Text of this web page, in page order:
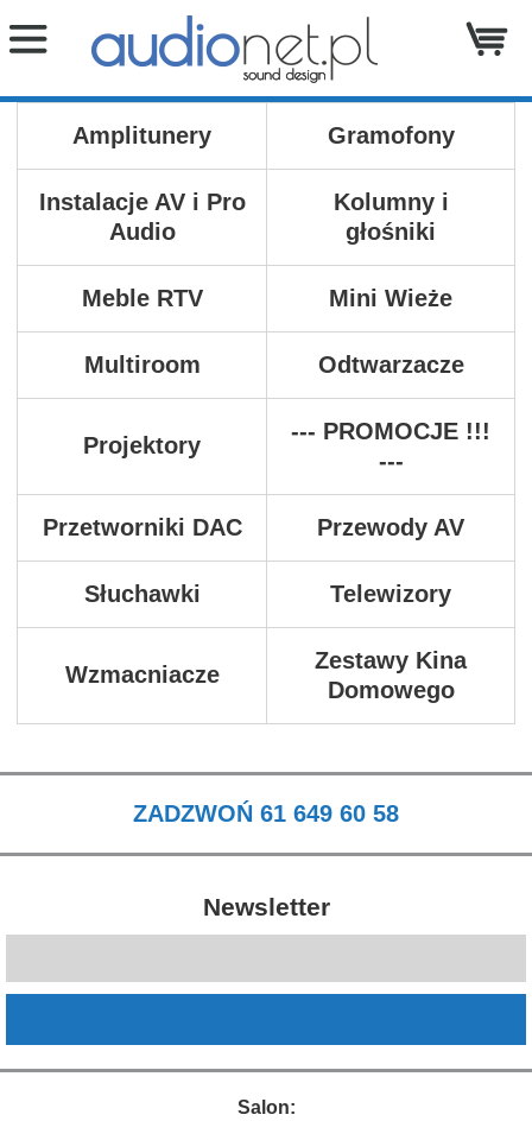
Amplitunery Gramofony
Instalacje AV i Pro
Audio
Kolumny i
głośniki
Meble RTV Mini Wieże
Multiroom Odtwarzacze
Projektory
--- PROMOCJE !!!
---
Przetworniki DAC Przewody AV
Słuchawki Telewizory
Wzmacniacze
Zestawy Kina
Domowego
ZADZWOŃ 61 649 60 58
Newsletter
Salon: